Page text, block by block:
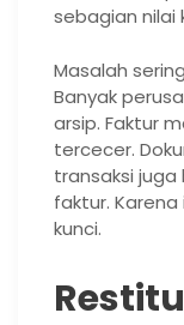
sebagian nilai
Masalah
Banyak
arsip. Faktur
tercecer.
transaksi
faktur.
kunci.